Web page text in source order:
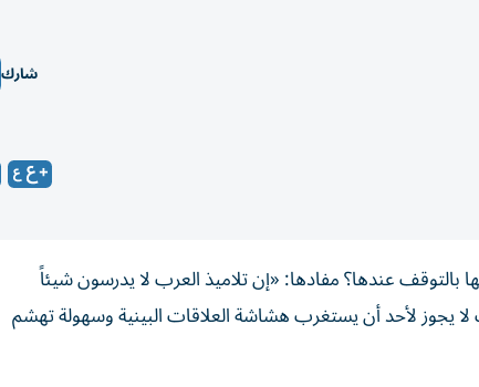
شارك
عندها؟ مفادها: «إن تلاميذ العرب لا يدرسون شيئاً
يجوز لأحد أن يستغرب هشاشة العلاقات البينية وسهولة تهشم